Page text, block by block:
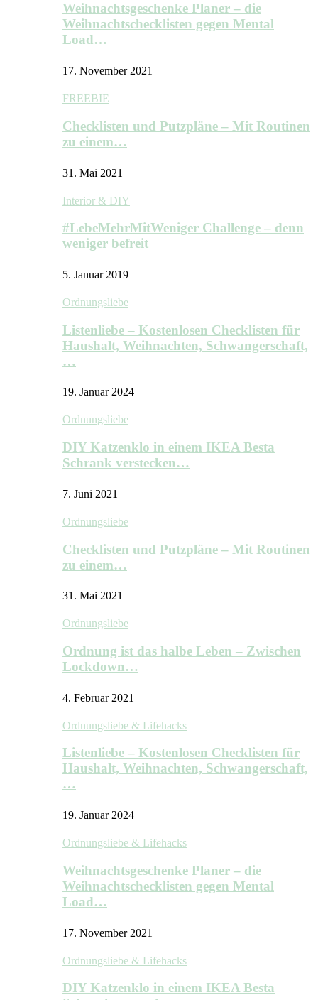
Weihnachtsgeschenke Planer – die
Weihnachtschecklisten gegen Mental
Load…
17. November 2021
FREEBIE
Checklisten und Putzpläne – Mit Routinen
zu einem…
31. Mai 2021
Interior & DIY
#LebeMehrMitWeniger Challenge – denn
weniger befreit
5. Januar 2019
Ordnungsliebe
Listenliebe – Kostenlosen Checklisten für
Haushalt, Weihnachten, Schwangerschaft,
…
19. Januar 2024
Ordnungsliebe
DIY Katzenklo in einem IKEA Besta
Schrank verstecken…
7. Juni 2021
Ordnungsliebe
Checklisten und Putzpläne – Mit Routinen
zu einem…
31. Mai 2021
Ordnungsliebe
Ordnung ist das halbe Leben – Zwischen
Lockdown…
4. Februar 2021
Ordnungsliebe & Lifehacks
Listenliebe – Kostenlosen Checklisten für
Haushalt, Weihnachten, Schwangerschaft,
…
19. Januar 2024
Ordnungsliebe & Lifehacks
Weihnachtsgeschenke Planer – die
Weihnachtschecklisten gegen Mental
Load…
17. November 2021
Ordnungsliebe & Lifehacks
DIY Katzenklo in einem IKEA Besta